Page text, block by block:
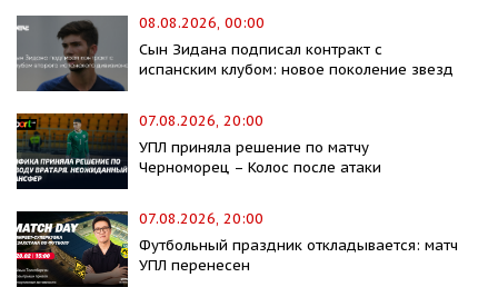
08.08.2026, 00:00
Сын Зидана подписал контракт с
испанским клубом: новое поколение звезд
07.08.2026, 20:00
УПЛ приняла решение по матчу
Черноморец – Колос после атаки
07.08.2026, 20:00
Футбольный праздник откладывается: матч
УПЛ перенесен